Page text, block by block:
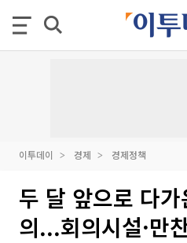
이투데이 경제 경제정책
두 달 앞으로 다
의...회의시설·만